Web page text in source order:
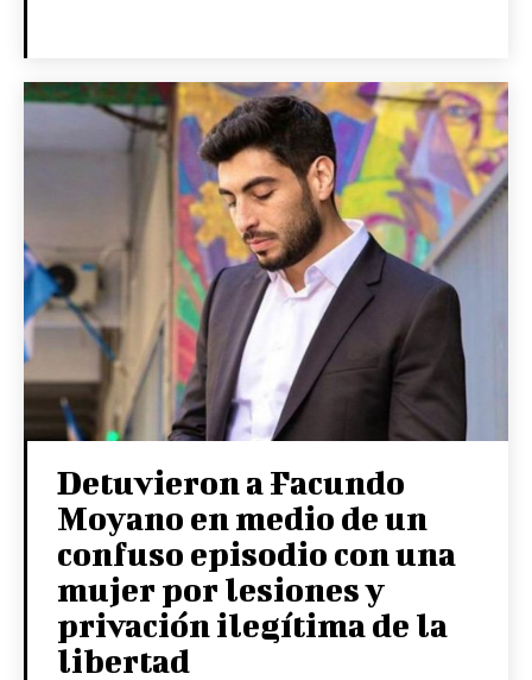
Detuvieron a Facundo
Moyano en medio de un
confuso episodio con una
mujer por lesiones y
privación ilegítima de la
libertad